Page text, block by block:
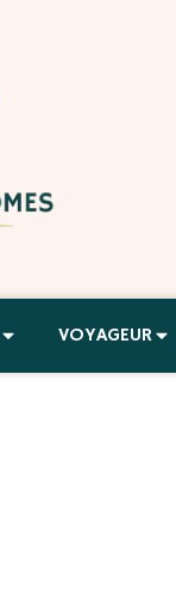
VOYAGEUR